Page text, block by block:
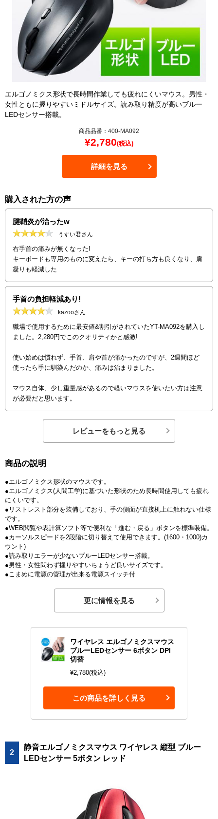
エルゴノミクス形状で長時間作業しても疲れにくいマウス。男性・
女性ともに握りやすいミドルサイズ。読み取り精度が高いブルー
LEDセンサー搭載。
商品品番：400-MA092
¥2,780(税込)
詳細を見る
購入された方の声
腱鞘炎が治ったw
うすい君さん
右手首の痛みが無くなった!
キーボードも専用のものに変えたら、キーの打ち方も良くなり、肩
凝りも軽減した
手首の負担軽減あり!
kazooさん
職場で使用するために最安値&割引がされていたYT-MA092を購入し
ました。2,280円でこのクオリティかと感激!
使い始めは慣れず、手首、肩や首が痛かったのですが、2週間ほど
使ったら手に馴染んだのか、痛みは治まりました。
マウス自体、少し重量感があるので軽いマウスを使いたい方は注意
が必要だと思います。
レビューをもっと見る
商品の説明
●エルゴノミクス形状のマウスです。
●エルゴノミクス(人間工学)に基づいた形状のため長時間使用しても疲れ
にくいです。
●リストレスト部分を装備しており、手の側面が直接机上に触れない仕様
です。
●WEB閲覧や表計算ソフト等で便利な「進む・戻る」ボタンを標準装備。
●カーソルスピードを2段階に切り替えて使用できます。(1600・1000)カ
ウント)
●読み取りエラーが少ないプルーLEDセンサー搭載。
●男性・女性問わず握りやすいちょうど良いサイズです。
●こまめに電源の管理が出来る電源スイッチ付
更に情報を見る
ワイヤレス エルゴノミクスマウス
ブルーLEDセンサー 6ボタン DPI
切替
¥2,780(税込)
この商品を詳しく見る
2
静音エルゴノミクスマウス ワイヤレス 縦型 ブルー
LEDセンサー 5ボタン レッド